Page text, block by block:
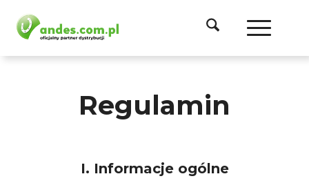
Regulamin
I. Informacje ogólne